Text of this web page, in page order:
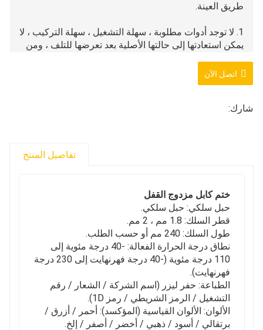
طريق العينة.
1. لا توجد أدوات مطلوبة ، سهلة التشغيل ، سهلة التركيب ، لا
يمكن استعادتها إلى حالتها الأصلية بعد تعرضها للتلف ، ومن
2. شعار المصنع الفريد المضغوط أو المحفور بالليزر ، رمز
اتصل الآن
شارك:
تفاصيل المنتج
ختم كابل مزدوج القفل
حبل سلكي: حبل سلكي.
قطر السلك: 1.8 مم ، 2 مم.
طول السلك: 240 مم أو حسب الطلب.
نطاق درجة الحرارة الفعالة: -40 درجة مئوية إلى
110 درجة مئوية (-40 درجة فهرنهايت إلى 230 درجة
فهرنهايت).
الطباعة: حفر ليزر (اسم الشركة / الشعار / رقم
التشغيل / الرمز الشريطي / رمز 1D).
الألوان: الألوان القياسية (المؤكسد): أحمر / أزرق /
برتقالي / أسود / ذهبي / أخضر / أصفر / إلخ.